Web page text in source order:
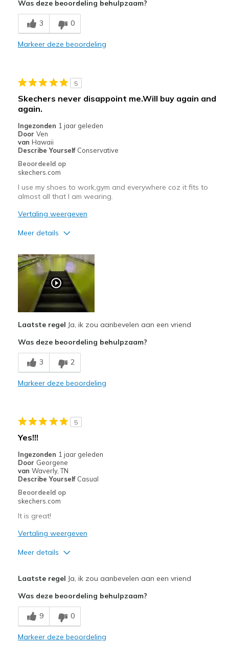
Beste toepassingen
Casual Wear
View On Shoes
Shoes are for Wearing
Was deze beoordeling behulpzaam?
3 0
Markeer deze beoordeling
5
Skechers never disappoint me.Will buy again and
again.
Ingezonden 1 jaar geleden
Door Ven
van Hawaii
Describe Yourself Conservative
Beoordeeld op
skechers.com
I use my shoes to work,gym and everywhere coz it fits to
almost all that I am wearing.
Vertaling weergeven
Meer details
Attractive Design
Breathe Well
Comfortable
Durable
Stylish
Beste toepassingen
Casual Wear
Special Occasions
Travel
Width
Sizing
Feels true to size
View On Shoes
Laatste regel Ja, ik zou aanbevelen aan een vriend
Was deze beoordeling behulpzaam?
3 2
Markeer deze beoordeling
5
Yes!!!
Ingezonden 1 jaar geleden
Door Georgene
van Waverly, TN
Describe Yourself Casual
Beoordeeld op
skechers.com
It is great!
Vertaling weergeven
Meer details
Breathe Well
Comfortable
Laatste regel Ja, ik zou aanbevelen aan een vriend
Was deze beoordeling behulpzaam?
9 0
Markeer deze beoordeling